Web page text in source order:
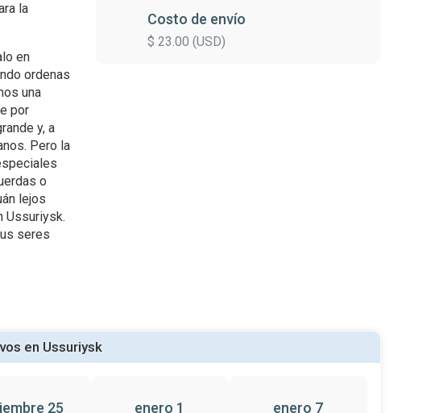
la
en
ordenas
una
por
y, a
Pero la
o
lejos
Ussuriysk.
seres
Costo de envío
$ 23.00 (USD)
en Ussuriysk
25 enero 1 enero 7